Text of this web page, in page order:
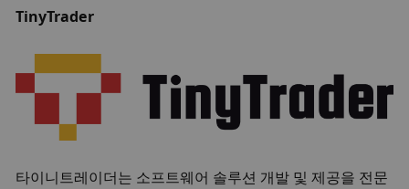
TinyTrader
타이니트레이더는 소프트웨어 솔루션 개발 및 제공을 전문